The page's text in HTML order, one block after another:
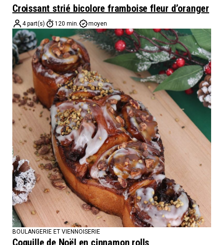
Croissant strié bicolore framboise fleur d’oranger
4 part(s) 120 min. moyen
BOULANGERIE ET VIENNOISERIE
Coquille de Noël en cinnamon rolls